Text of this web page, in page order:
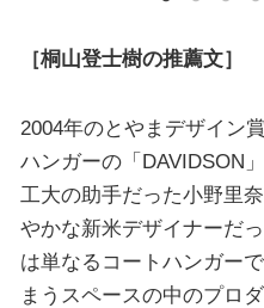
［桐山登士樹の推薦文］
2004年のとやまデザイン
ハンガーの「DAVIDSON
工大の助手だった小野里
やかな新米デザイナーだ
は単なるコートハンガー
まうスペースの中のプロ